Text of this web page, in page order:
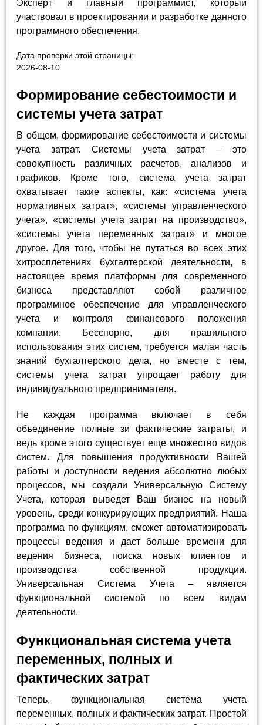
Эксперт и главный программист, который
участвовал в проектировании и разработке данного
программного обеспечения.
Дата проверки этой страницы:
2026-08-10
Формирование себестоимости и
системы учета затрат
В общем, формирование себестоимости и системы
учета затрат. Системы учета затрат – это
совокупность различных расчетов, анализов и
графиков. Кроме того, система учета затрат
охватывает такие аспекты, как: «система учета
нормативных затрат», «системы управленческого
учета», «системы учета затрат на производство»,
«системы учета переменных затрат» и многое
другое. Для того, чтобы не путаться во всех этих
хитросплетениях бухгалтерской деятельности, в
настоящее время платформы для современного
бизнеса представляют собой различное
программное обеспечение для управленческого
учета и контроля финансового положения
компании. Бесспорно, для правильного
использования этих систем, требуется малая часть
знаний бухгалтерского дела, но вместе с тем,
системы учета затрат упрощает работу для
индивидуального предпринимателя.
Не каждая программа включает в себя
объединение полные зи фактические затраты, и
ведь кроме этого существует еще множество видов
систем. Для повышения продуктивности Вашей
работы и доступности ведения абсолютно любых
процессов, мы создали Универсальную Систему
Учета, которая выведет Ваш бизнес на новый
уровень, среди конкурирующих предприятий. Наша
программа по функциям, сможет автоматизировать
процессы ведения и даст больше времени для
ведения бизнеса, поиска новых клиентов и
производства собственной продукции.
Универсальная Система Учета – является
функциональной системой по всем видам
деятельности.
Функциональная система учета
переменных, полных и
фактических затрат
Теперь, функциональная система учета
переменных, полных и фактических затрат. Простой